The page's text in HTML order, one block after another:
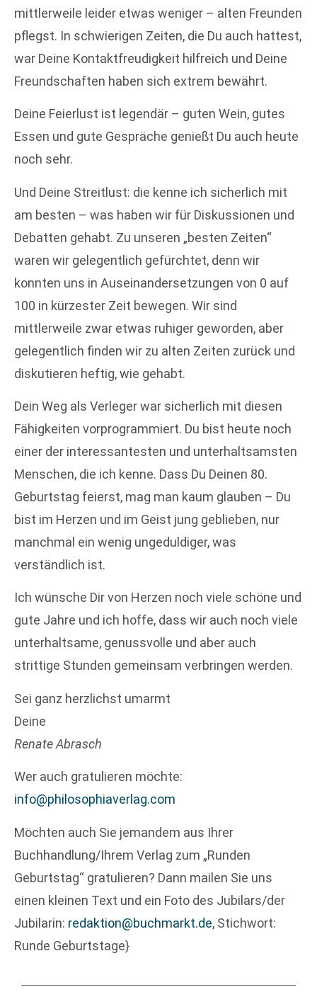
mittlerweile leider etwas weniger – alten Freunden
pflegst. In schwierigen Zeiten, die Du auch hattest,
war Deine Kontaktfreudigkeit hilfreich und Deine
Freundschaften haben sich extrem bewährt.
Deine Feierlust ist legendär – guten Wein, gutes
Essen und gute Gespräche genießt Du auch heute
noch sehr.
Und Deine Streitlust: die kenne ich sicherlich mit
am besten – was haben wir für Diskussionen und
Debatten gehabt. Zu unseren „besten Zeiten“
waren wir gelegentlich gefürchtet, denn wir
konnten uns in Auseinandersetzungen von 0 auf
100 in kürzester Zeit bewegen. Wir sind
mittlerweile zwar etwas ruhiger geworden, aber
gelegentlich finden wir zu alten Zeiten zurück und
diskutieren heftig, wie gehabt.
Dein Weg als Verleger war sicherlich mit diesen
Fähigkeiten vorprogrammiert. Du bist heute noch
einer der interessantesten und unterhaltsamsten
Menschen, die ich kenne. Dass Du Deinen 80.
Geburtstag feierst, mag man kaum glauben – Du
bist im Herzen und im Geist jung geblieben, nur
manchmal ein wenig ungeduldiger, was
verständlich ist.
Ich wünsche Dir von Herzen noch viele schöne und
gute Jahre und ich hoffe, dass wir auch noch viele
unterhaltsame, genussvolle und aber auch
strittige Stunden gemeinsam verbringen werden.
Sei ganz herzlichst umarmt
Deine
Renate Abrasch
Wer auch gratulieren möchte:
info@philosophiaverlag.com
Möchten auch Sie jemandem aus Ihrer
Buchhandlung/Ihrem Verlag zum „Runden
Geburtstag“ gratulieren? Dann mailen Sie uns
einen kleinen Text und ein Foto des Jubilars/der
Jubilarin: redaktion@buchmarkt.de, Stichwort:
Runde Geburtstage}